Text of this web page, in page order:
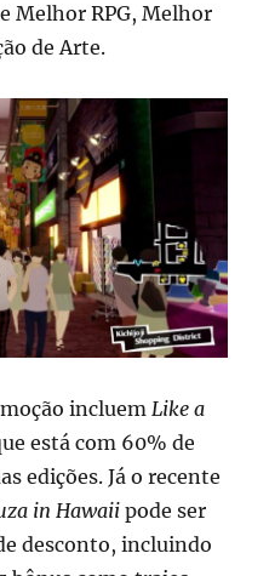
Melhor RPG, Melhor
de Arte.
incluem Like a
está com 60% de
edições. Já o recente
in Hawaii pode ser
desconto, incluindo